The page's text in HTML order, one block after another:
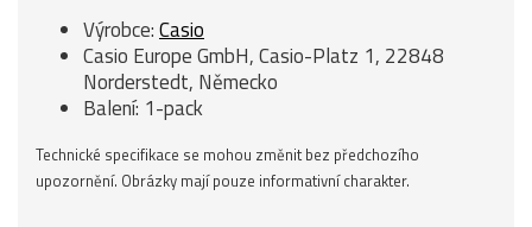
Výrobce:Casio
Casio Europe GmbH, Casio-Platz 1, 22848
Norderstedt, Německo
Balení: 1-pack
Technické specifikace se mohou změnit bez předchozího
upozornění. Obrázky mají pouze informativní charakter.